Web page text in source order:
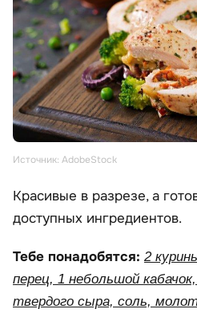
Источник: AdobeStock
Красивые в разрезе, а
доступных ингредиентов.
Тебе понадобятся: 2
перец, 1 небольшой
твердого сыра, соль,